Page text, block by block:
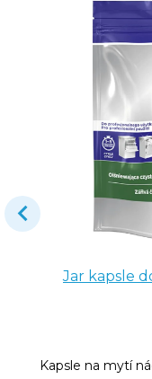
Jar kapsle
Kapsle na mytí